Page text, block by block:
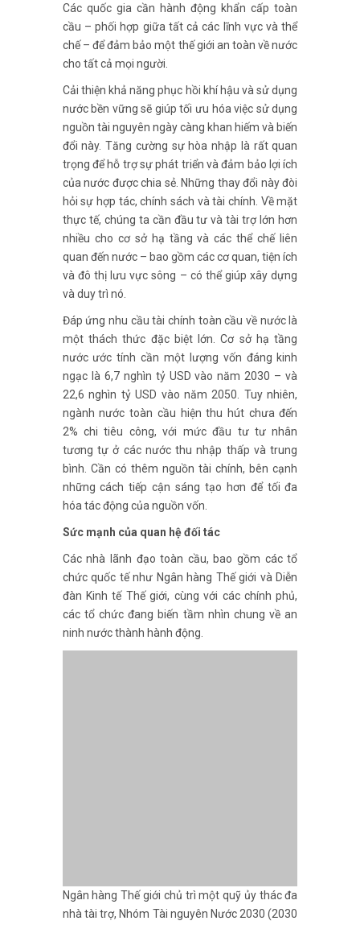
Các quốc gia cần hành động khẩn cấp toàn
cầu – phối hợp giữa tất cả các lĩnh vực và thể
chế – để đảm bảo một thế giới an toàn về nước
cho tất cả mọi người.
Cải thiện khả năng phục hồi khí hậu và sử dụng
nước bền vững sẽ giúp tối ưu hóa việc sử dụng
nguồn tài nguyên ngày càng khan hiếm và biến
đổi này. Tăng cường sự hòa nhập là rất quan
trọng để hỗ trợ sự phát triển và đảm bảo lợi ích
của nước được chia sẻ. Những thay đổi này đòi
hỏi sự hợp tác, chính sách và tài chính. Về mặt
thực tế, chúng ta cần đầu tư và tài trợ lớn hơn
nhiều cho cơ sở hạ tầng và các thể chế liên
quan đến nước – bao gồm các cơ quan, tiện ích
và đô thị lưu vực sông – có thể giúp xây dựng
và duy trì nó.
Đáp ứng nhu cầu tài chính toàn cầu về nước là
một thách thức đặc biệt lớn. Cơ sở hạ tầng
nước ước tính cần một lượng vốn đáng kinh
ngạc là 6,7 nghìn tỷ USD vào năm 2030 – và
22,6 nghìn tỷ USD vào năm 2050. Tuy nhiên,
ngành nước toàn cầu hiện thu hút chưa đến
2% chi tiêu công, với mức đầu tư tư nhân
tương tự ở các nước thu nhập thấp và trung
bình. Cần có thêm nguồn tài chính, bên cạnh
những cách tiếp cận sáng tạo hơn để tối đa
hóa tác động của nguồn vốn.
Sức mạnh của quan hệ đối tác
Các nhà lãnh đạo toàn cầu, bao gồm các tổ
chức quốc tế như Ngân hàng Thế giới và Diễn
đàn Kinh tế Thế giới, cùng với các chính phủ,
các tổ chức đang biến tầm nhìn chung về an
ninh nước thành hành động.
với cuộc khủng hoảng ô nhiễm nước nghiêm
trọng. Nhiều con sông đã chết về mặt sinh học